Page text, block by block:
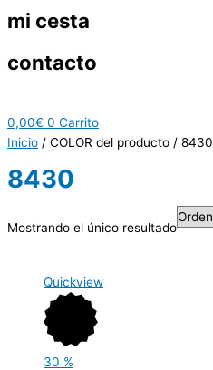
mi cesta
contacto
0,00€ 0 Carrito
Inicio / COLOR del producto / 8430
8430
Mostrando el único resultado
Quickview
30 %